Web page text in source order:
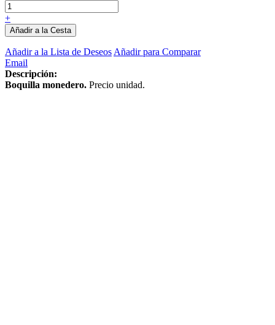
+
Añadir a la Cesta
Añadir a la Lista de Deseos Añadir para Comparar
Email
Descripción:
Boquilla monedero. Precio unidad.